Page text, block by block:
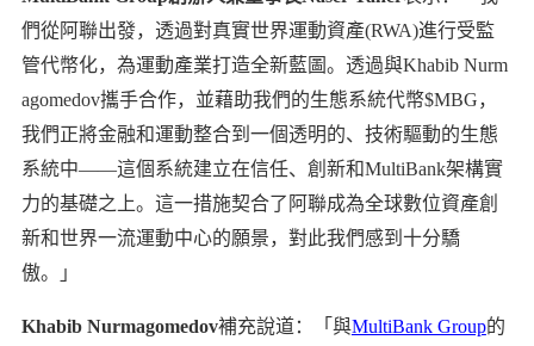
們從阿聯出發，透過對真實世界運動資產(RWA)進行受監
管代幣化，為運動產業打造全新藍圖。透過與Khabib Nurm
agomedov攜手合作，並藉助我們的生態系統代幣$MBG，
我們正將金融和運動整合到一個透明的、技術驅動的生態
系統中——這個系統建立在信任、創新和MultiBank架構實
力的基礎之上。這一措施契合了阿聯成為全球數位資產創
新和世界一流運動中心的願景，對此我們感到十分驕
傲。」
Khabib Nurmagomedov補充說道：「與MultiBank Group的